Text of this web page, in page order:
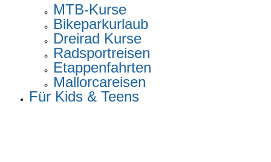
MTB-Kurse
Bikeparkurlaub
Dreirad Kurse
Radsportreisen
Etappenfahrten
Mallorcareisen
Für Kids & Teens